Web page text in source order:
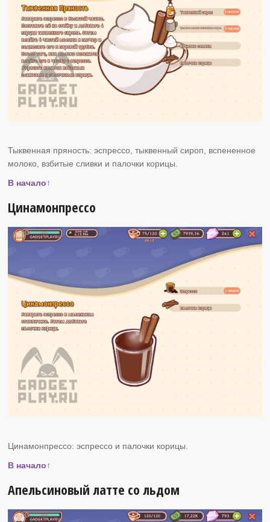
Тыквенная пряность: эспрессо, тыквенный сироп, вспененное
молоко, взбитые сливки и палочки корицы.
В начало↑
Цинамонпрессо
Цинамонпрессо: эспрессо и палочки корицы.
В начало↑
Апельсиновый латте со льдом